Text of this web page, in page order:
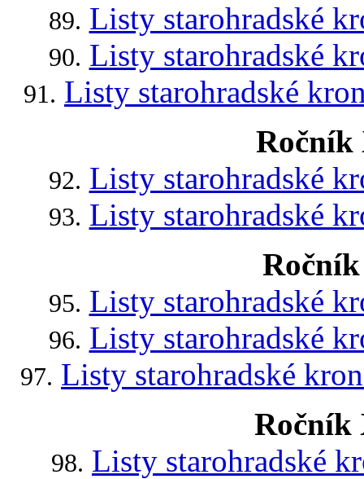
89. Listy starohradské
90. Listy starohradské
91. Listy starohradské
Ročník
92. Listy starohradské
93. Listy starohradské
95. Listy starohradské
96. Listy starohradské
97. Listy starohradské
Ročník
98. Listy starohradské